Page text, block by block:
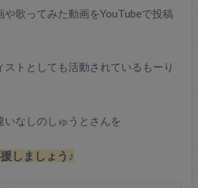
や歌ってみた動画をYouTubeで投稿
トとしても活動されているもーり
いなしのしゅうとさんを
しましょう♪